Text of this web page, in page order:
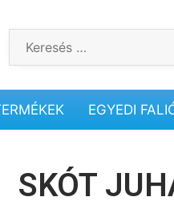
EGYEDI
SKÓT